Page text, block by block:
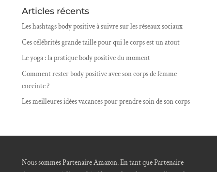
Articles récents
Les hashtags body positive à suivre sur les réseaux sociaux
Ces célébrités grande taille pour qui le corps est un atout
Le yoga : la pratique body positive du moment
Comment rester body positive avec son corps de femme
enceinte ?
Les meilleures idées vacances pour prendre soin de son corps
Nous sommes Partenaire Amazon. En tant que Partenaire